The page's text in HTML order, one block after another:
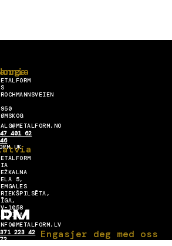
401 62
5,
1058
223 42
Engasjer deg med oss